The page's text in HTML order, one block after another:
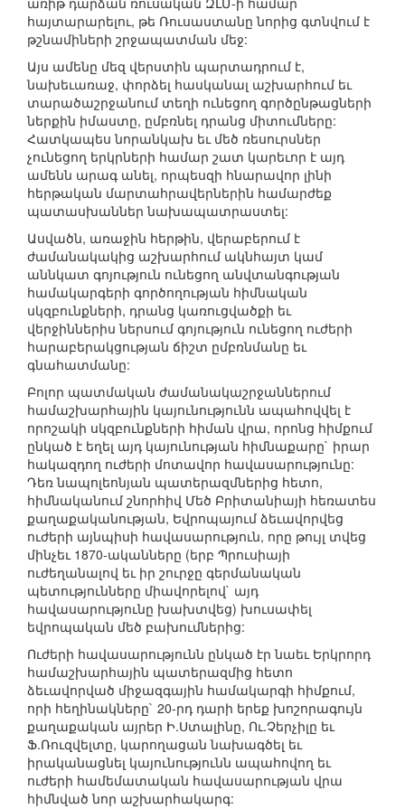
հայտարարելու, թե Ռուսաստանը նորից գտնվում է
թշնամիների շրջապատման մեջ:
Այս ամենը մեզ վերստին պարտադրում է,
նախեւառաջ, փորձել հասկանալ աշխարհում եւ
տարածաշրջանում տեղի ունեցող գործընթացների
ներքին իմաստը, ըմբռնել դրանց միտումները:
Հատկապես նորանկախ եւ մեծ ռեսուրսներ
չունեցող երկրների համար շատ կարեւոր է այդ
ամենն արագ անել, որպեսզի հնարավոր լինի
հերթական մարտահրավերներին համարժեք
պատասխաններ նախապատրաստել:
Ասվածն, առաջին հերթին, վերաբերում է
ժամանակակից աշխարհում ակնհայտ կամ
աննկատ գոյություն ունեցող անվտանգության
համակարգերի գործողության հիմնական
սկզբունքների, դրանց կառուցվածքի եւ
վերջիններիս ներսում գոյություն ունեցող ուժերի
հարաբերակցության ճիշտ ըմբռնմանը եւ
գնահատմանը:
Բոլոր պատմական ժամանակաշրջաններում
համաշխարհային կայունությունն ապահովվել է
որոշակի սկզբունքների հիման վրա, որոնց հիմքում
ընկած է եղել այդ կայունության հիմնաքարը` իրար
հակազդող ուժերի մոտավոր հավասարությունը:
Դեռ նապոլեոնյան պատերազմներից հետո,
հիմնականում շնորհիվ Մեծ Բրիտանիայի հեռատես
քաղաքականության, Եվրոպայում ձեւավորվեց
ուժերի այնպիսի հավասարություն, որը թույլ տվեց
մինչեւ 1870-ականները (երբ Պրուսիայի
ուժեղանալով եւ իր շուրջը գերմանական
պետությունները միավորելով` այդ
հավասարությունը խախտվեց) խուսափել
եվրոպական մեծ բախումներից:
Ուժերի հավասարությունն ընկած էր նաեւ Երկրորդ
համաշխարհային պատերազմից հետո
ձեւավորված միջազգային համակարգի հիմքում,
որի հեղինակները` 20-րդ դարի երեք խոշորագույն
քաղաքական այրեր Ի.Ստալինը, Ու.Չերչիլը եւ
Ֆ.Ռուզվելտը, կարողացան նախագծել եւ
իրականացնել կայունությունն ապահովող եւ
ուժերի համեմատական հավասարության վրա
հիմնված նոր աշխարհակարգ: